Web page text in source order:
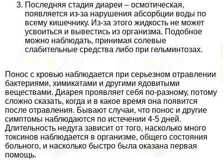
Последняя стадия диареи – осмотическая,
появляется из-за нарушения абсорбции воды по
всему кишечнику. Из-за этого жидкость не может
усвоиться и вывестись из организма. Подобное
можно наблюдать, принимая солевые
слабительные средства либо при гельминтозах.
Понос с кровью наблюдается при серьезном отравлении
бактериями, химикатами и другими ядовитыми
веществами. Диарея проявляет себя по-разному, потому
сложно сказать, когда и в какое время она появится
после отравления. Бывают случаи, что понос и другие
симптомы наблюдаются по истечении 4-5 дней.
Длительность недуга зависит от того, насколько много
токсинов наблюдается в организме, общего состояния
больного, и насколько быстро была оказана первая
помощь.